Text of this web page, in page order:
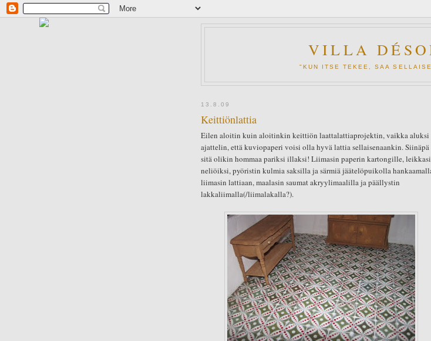
VILLA
"KUN ITSE TEKEE, SAA
13.8.09
Keittiönlattia
Eilen aloitin kuin aloitinkin keittiön laattalattiaprojektin, vaikka aluksi
ajattelin, että kuviopaperi voisi olla hyvä lattia sellaisenaankin. Siinäpä
sitä olikin hommaa pariksi illaksi! Liimasin paperin kartongille,
neliöiksi, pyöristin kulmia saksilla ja särmiä jäätelöpuikolla
liimasin lattiaan, maalasin saumat akryylimaalilla ja päällystin
lakkaliimalla(/liimalakalla?).